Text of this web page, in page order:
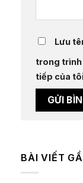
Lưu
trong trình
tiếp của
BÀI VIẾT